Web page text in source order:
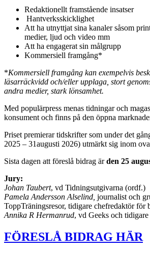
Redaktionellt framstående insatser
Hantverksskicklighet
Att ha utnyttjat sina kanaler såsom
medier, ljud och video mm
Att ha engagerat sin målgrupp
Kommersiell framgång*
*Kommersiell framgång kan exempelvis
läsarräckvidd och/eller upplaga, stort
andra medier, stark lönsamhet.
Med populärpress menas tidningar och
konsument och finns på den öppna
Priset premierar tidskrifter som under det
2025 – 31augusti 2026) utmärkt sig inom
Sista dagen att föreslå bidrag ärden 25
Jury:
Johan Taubert, vd Tidningsutgivarna (ordf.)
Pamela Andersson Alselind, journalist och
ToppTräningsresor, tidigare chefredaktör för
Annika R Hermanrud, vd Geeks och
FÖRESLÅ BIDRAG HÄR